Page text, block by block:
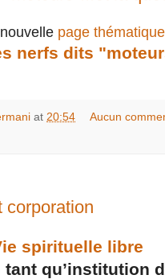
page thématique
nerfs dits
at 20:54
Aucun
corporation
spirituelle libre
tant qu’institution